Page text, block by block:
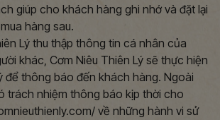
giúp cho khách hàng ghi nhớ và đặt lại
hàng sau.
Lý thu thập thông tin cá nhân của
khác, Cơm Niêu Thiên Lý sẽ thực hiện
để thông báo đến khách hàng. Ngoài
trách nhiệm thông báo kịp thời cho
về những hành vi sử